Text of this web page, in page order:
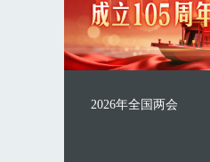
2026年全国两会